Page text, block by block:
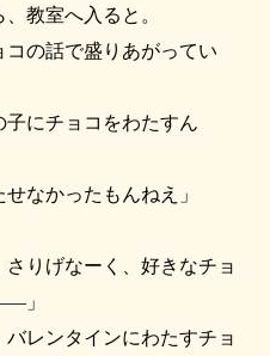
教室へ入ると。
の話で盛りあがってい
子にチョコをわたすん
なかったもんねえ」
さりげなーく、好きなチョ
」
レンタインにわたすチョ